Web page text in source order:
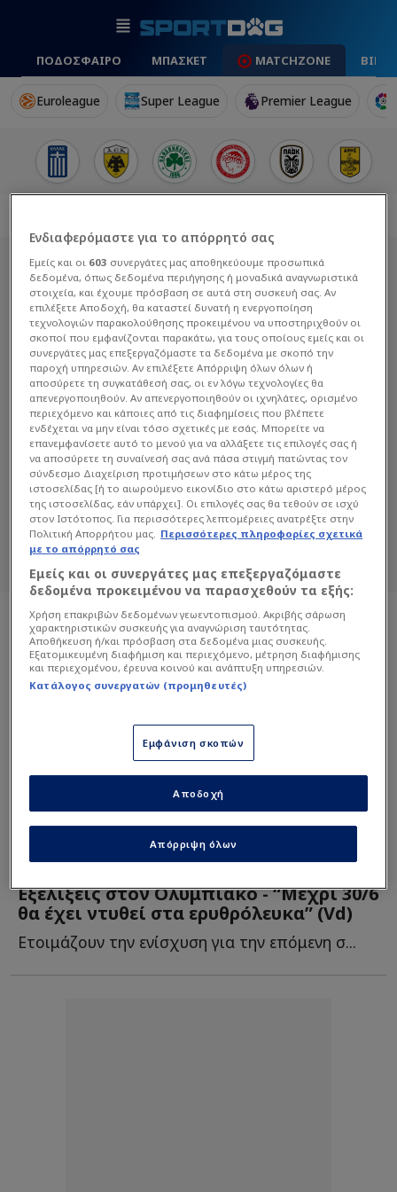
ΠΟΔΟΣΦΑΙΡΟ ΜΠΑΣΚΕΤ MATCHZONE
Euroleague Super League Premier League
ΆΡΗΣ ΛΑΟΎΔΗΣ
Διαβάστε όλα τα άρθρα του Sportdog
σχετικά με το θέμα Άρης Λαούδης.
Sportdog: Πιστό στον φίλαθλο.
Euroleague| 14/06/2025 - 21:20
Εξελίξεις στον Ολυμπιακό - “Μέχρι 30/6
θα έχει ντυθεί στα ερυθρόλευκα” (Vd)
Ετοιμάζουν την ενίσχυση για την επόμενη σ...
Ενδιαφερόμαστε για το απόρρητό σας
Εμείς και οι 603 συνεργάτες μας αποθηκεύουμε προσωπικά
δεδομένα, όπως δεδομένα περιήγησης ή μοναδικά αναγνωριστικά
στοιχεία, και έχουμε πρόσβαση σε αυτά στη συσκευή σας. Αν
επιλέξετε Αποδοχή, θα καταστεί δυνατή η ενεργοποίηση
τεχνολογιών παρακολούθησης προκειμένου να υποστηριχθούν οι
σκοποί που εμφανίζονται παρακάτω, για τους οποίους εμείς και οι
συνεργάτες μας επεξεργαζόμαστε τα δεδομένα με σκοπό την
παροχή υπηρεσιών. Αν επιλέξετε Απόρριψη όλων όλων ή
αποσύρετε τη συγκατάθεσή σας, οι εν λόγω τεχνολογίες θα
απενεργοποιηθούν. Αν απενεργοποιηθούν οι ιχνηλάτες, ορισμένο
περιεχόμενο και κάποιες από τις διαφημίσεις που βλέπετε
ενδέχεται να μην είναι τόσο σχετικές με εσάς. Μπορείτε να
επανεμφανίσετε αυτό το μενού για να αλλάξετε τις επιλογές σας ή
να αποσύρετε τη συναίνεσή σας ανά πάσα στιγμή πατώντας τον
σύνδεσμο Διαχείριση προτιμήσεων στο κάτω μέρος της
ιστοσελίδας [ή το αιωρούμενο εικονίδιο στο κάτω αριστερό μέρος
της ιστοσελίδας, εάν υπάρχει]. Οι επιλογές σας θα τεθούν σε ισχύ
στον Ιστότοπος. Για περισσότερες λεπτομέρειες ανατρέξτε στην
Πολιτική Απορρήτου μας. Περισσότερες πληροφορίες σχετικά
με το απόρρητό σας
Εμείς και οι συνεργάτες μας επεξεργαζόμαστε
δεδομένα προκειμένου να παρασχεθούν τα εξής:
Χρήση επακριβών δεδομένων γεωεντοπισμού. Ακριβής σάρωση
χαρακτηριστικών συσκευής για αναγνώριση ταυτότητας.
Αποθήκευση ή/και πρόσβαση στα δεδομένα μιας συσκευής.
Εξατομικευμένη διαφήμιση και περιεχόμενο, μέτρηση διαφήμισης
και περιεχομένου, έρευνα κοινού και ανάπτυξη υπηρεσιών.
Κατάλογος συνεργατών (προμηθευτές)
Εμφάνιση σκοπών
Απόρριψη όλων
Αποδοχή